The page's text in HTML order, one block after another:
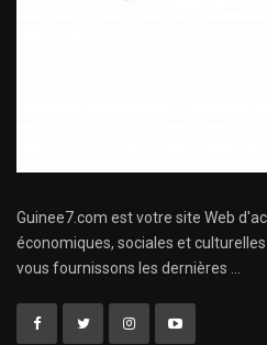
Guinee7.com est votre site Web
économiques, sociales et culturelles
vous fournissons les dernières ...